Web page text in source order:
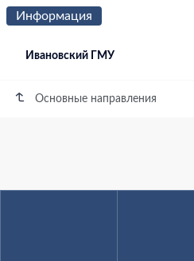
Информация
Ивановский ГМУ
Основные направления